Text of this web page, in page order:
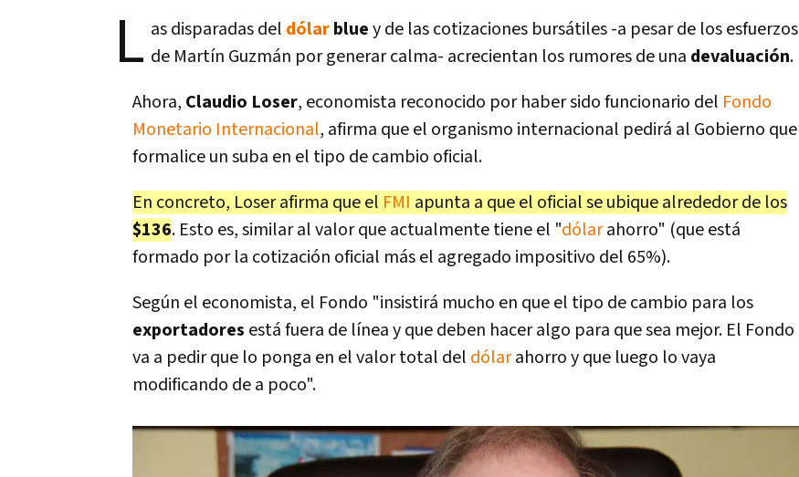
L as disparadas del dólarbluey de las cotizaciones bursátiles -a pesar de los esfuerzos
de Martín Guzmán por generar calma- acrecientan los rumores de una devaluación.
Ahora, Claudio Loser, economista reconocido por haber sido funcionario del Fondo
Monetario Internacional, afirma que el organismo internacional pedirá al Gobierno que
formalice un suba en el tipo de cambio oficial.
En concreto, Loser afirma que el FMI apunta a que el oficial se ubique alrededor de los
$136. Esto es, similar al valor que actualmente tiene el "dólarahorro" (que está
formado por la cotización oficial más el agregado impositivo del 65%).
Según el economista, el Fondo "insistirá mucho en que el tipo de cambio para los
exportadores está fuera de línea y que deben hacer algo para que sea mejor. El Fondo
va a pedir que lo ponga en el valor total del dólarahorro y que luego lo vaya
modificando de a poco".